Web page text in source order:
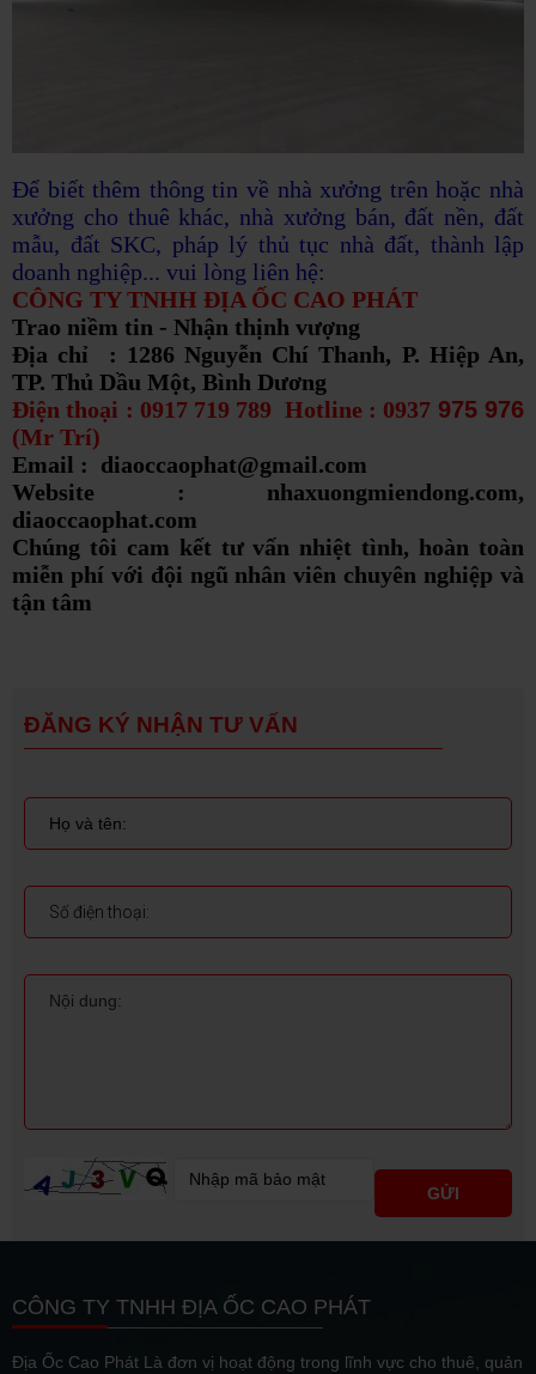
Để biết thêm thông tin về nhà xưởng trên hoặc nhà
xưởng cho thuê khác, nhà xưởng bán, đất nền, đất
mẫu, đất SKC, pháp lý thủ tục nhà đất, thành lập
doanh nghiệp... vui lòng liên hệ:
CÔNG TY TNHH ĐỊA ỐC CAO PHÁT
Trao niềm tin - Nhận thịnh vượng
Địa chỉ : 1286 Nguyễn Chí Thanh, P. Hiệp An,
TP. Thủ Dầu Một, Bình Dương
Điện thoại : 0917 719 789 Hotline : 0937 975 976
(Mr Trí)
Email : diaoccaophat@gmail.com
Website : nhaxuongmiendong.com,
diaoccaophat.com
Chúng tôi cam kết tư vấn nhiệt tình, hoàn toàn
miễn phí với đội ngũ nhân viên chuyên nghiệp và
tận tâm
ĐĂNG KÝ NHẬN TƯ VẤN
CÔNG TY TNHH ĐỊA ỐC CAO PHÁT
Địa Ốc Cao Phát Là đơn vị hoạt động trong lĩnh vực cho thuê, quản